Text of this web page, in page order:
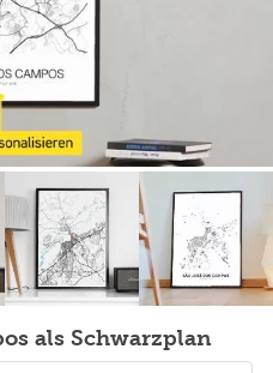
als Schwarzplan